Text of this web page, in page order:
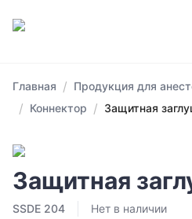
Главная / Продукция для
/ Коннектор / Защитная
Защитная
SSDE 204 Нет в наличии